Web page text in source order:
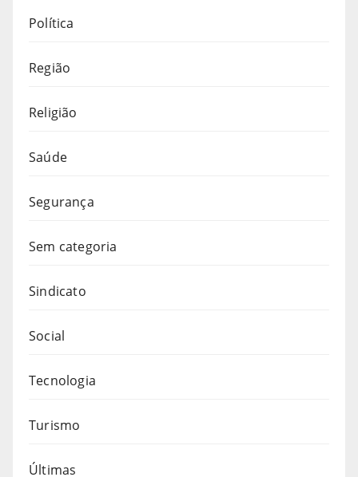
Política
Região
Religião
Saúde
Segurança
Sem categoria
Sindicato
Social
Tecnologia
Turismo
Últimas